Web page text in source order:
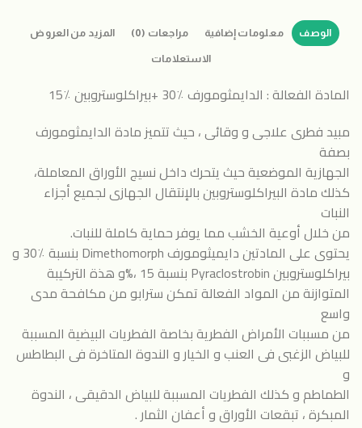
الوصف معلومات إضافية مراجعات (0) المزيد من العروض
الاستعلامات
المادة الفعالة : الدايمثومورف ٪30 +بيراكلوستروبين ٪15
مبيد فطرى علاجى و وقائى ، حيث تتميز مادة الدايمثومورف
بصفة
الجهازية الموضعية حيث يتحرك داخل نسيج الأوراق المعاملة،
كذلك مادة البيراكلوستروبين بالإنتقال الجهازى لجميع أجزاء
النبات
من خلال أوعية الخشب مما يوفر حماية كاملة للنبات.
يحتوى على المادتين دايميثومورف Dimethomorph بنسبة ٪30 و
بيراكلوستروبين Pyraclostrobin بنسبة 15 ،%و هذة التركيبة
المتوازنة من المواد الفعالة تمكن سترابو من مكافحة مدى
واسع
من مسببات الأمراض الفطرية بخاصة الفطريات البيضية المسببة
للبياض الزغبى فى العنب و الخيار و الندوة المتاخرة فى البطاطس
و
الطماطم و كذلك الفطريات المسببة للبياض الدقيقى ، الندوة
المبكرة ، تبقعات الأوراق و أعفان الثمار .